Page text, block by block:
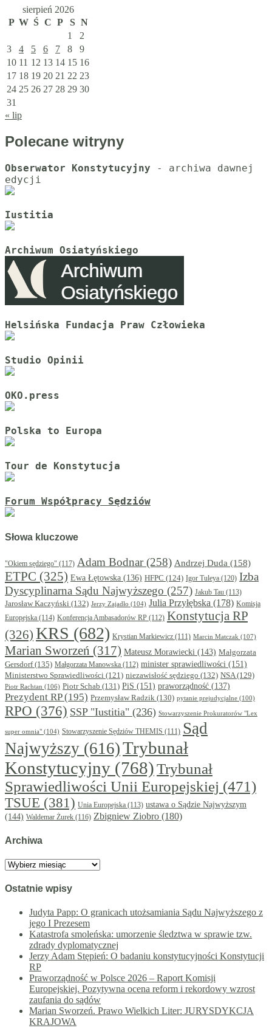
sierpień 2026
P W Ś C P S N
1
2
3
4 5 6 7 8
9
10 11 12 13 14 15 16
17 18 19 20 21 22 23
24 25 26 27 28 29 30
31
« lip
Polecane witryny
Obserwator Konstytucyjny - archiwa dawnej
Iustitia
Archiwum Osiatyńskiego
Helsińska Fundacja Praw Człowieka
Studio Opinii
OKO.press
Polska to Europa
Tour de Konstytucja
Forum Współpracy Sędziów
Słowa kluczowe
"Okiem sędziego" (117) Adam Bodnar(258) Andrzej Duda (158)
ETPC (325) Ewa Łętowska (136) HFPC (124) Igor Tuleya (120) Izba
Dyscyplinarna Sądu Najwyższego (257) Jakub Tau (113)
Jarosław Kaczyński (132) Jerzy Zajadło (104) Julia Przyłębska (178) Komisja
Europejska (114) Konferencja Ambasadorów RP (112) Konstytucja RP
(326) KRS (682) Krystian Markiewicz (111) Marcin Matczak (107)
Marian Sworzeń (317) Mateusz Morawiecki (143) Małgorzata
Gersdorf(135) Małgorzata Manowska (112) minister sprawiedliwości (151)
Ministerstwo Sprawiedliwości (121) niezawisłość sędziego (132) NSA(129)
Piotr Rachtan (106) Piotr Schab (131) PiS (151) praworządność (137)
Prezydent RP(195) Przemysław Radzik (130) pytanie prejudycjalne (100)
RPO (376) SSP "Iustitia" (236) Stowarzyszenie Prokuratorów "Lex
super omnia" (104) Stowarzyszenie Sędziów THEMIS (111) Sąd
Najwyższy (616)Trybunał
Konstytucyjny (768)Trybunał
Sprawiedliwości Unii Europejskiej (471)
TSUE (381) Unia Europejska (113) ustawa o Sądzie Najwyższym
(144) Waldemar Żurek (116) Zbigniew Ziobro (180)
Archiwa
Archiwa
Ostatnie wpisy
Judyta Papp: O granicach utożsamiania Sądu Najwyższego z
jego I Prezesem
Katastrofa smoleńska: umorzenie śledztwa w sprawie tzw.
zdrady dyplomatycznej
Jerzy Adam Stępień: O badaniu konstytucyjności Konstytucji
RP
Praworządność w Polsce 2026 – Raport Komisji
Europejskiej. Pozytywna ocena reform i rekordowy wzrost
zaufania do sądów
Marian Sworzeń. Prawo Wielkich Liter: JURYSDYKCJA
KRAJOWA